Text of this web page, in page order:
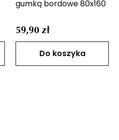
gumką bordowe 80x160
59,90 zł
Do koszyka